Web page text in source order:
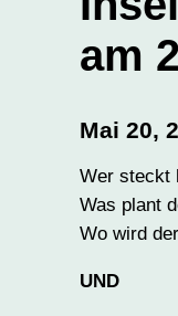
am
Mai 20,
Wer steckt
Was plant
Wo wird
UND